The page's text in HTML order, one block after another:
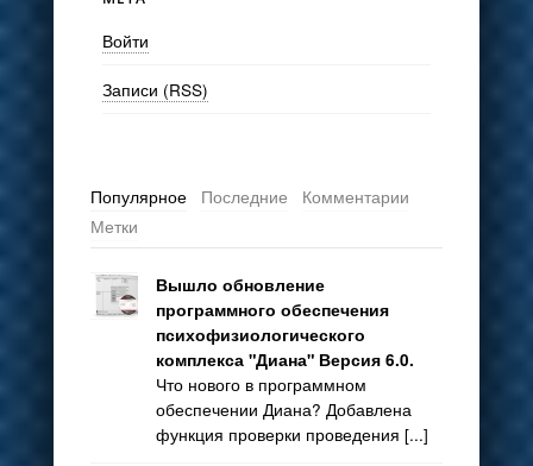
Войти
Записи (RSS)
Популярное Последние
Комментарии
Метки
Вышло обновление
программного обеспечения
психофизиологического
комплекса "Диана" Версия 6.0.
Что нового в программном
обеспечении Диана? Добавлена
функция проверки проведения [...]